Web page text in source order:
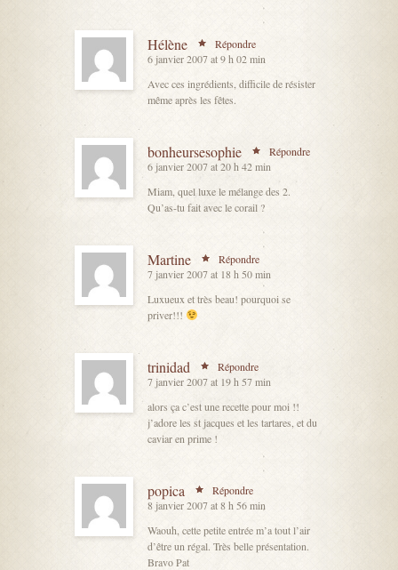
Hélène
Répondre
6 janvier 2007 at 9 h 02 min
Avec ces ingrédients, difficile de résister
même après les fêtes.
bonheursesophie
Répondre
6 janvier 2007 at 20 h 42 min
Miam, quel luxe le mélange des 2.
Qu’as-tu fait avec le corail ?
Martine
Répondre
7 janvier 2007 at 18 h 50 min
Luxueux et très beau! pourquoi se
priver!!!
trinidad
Répondre
7 janvier 2007 at 19 h 57 min
alors ça c’est une recette pour moi !!
j’adore les st jacques et les tartares, et du
caviar en prime !
popica
Répondre
8 janvier 2007 at 8 h 56 min
Waouh, cette petite entrée m’a tout l’air
d’être un régal. Très belle présentation.
Bravo Pat